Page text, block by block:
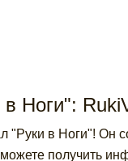
в Ноги":
"Руки в Ноги"! Он
получить